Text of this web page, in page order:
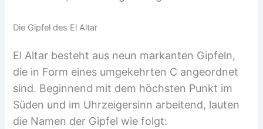
Die Gipfel des El Altar
El Altar besteht aus neun markanten Gipfeln,
die in Form eines umgekehrten C angeordnet
sind. Beginnend mit dem höchsten Punkt im
Süden und im Uhrzeigersinn arbeitend, lauten
die Namen der Gipfel wie folgt: